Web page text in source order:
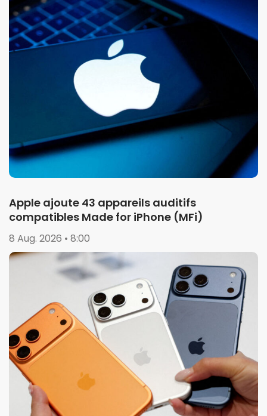
Apple ajoute 43 appareils auditifs
compatibles Made for iPhone (MFi)
8 Aug. 2026 • 8:00